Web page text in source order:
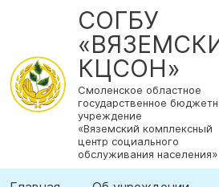
СОГБУ
КЦСОН»
Смоленское областное
государственное
учреждение
«Вяземский комплексный
центр социального
обслуживания населения»